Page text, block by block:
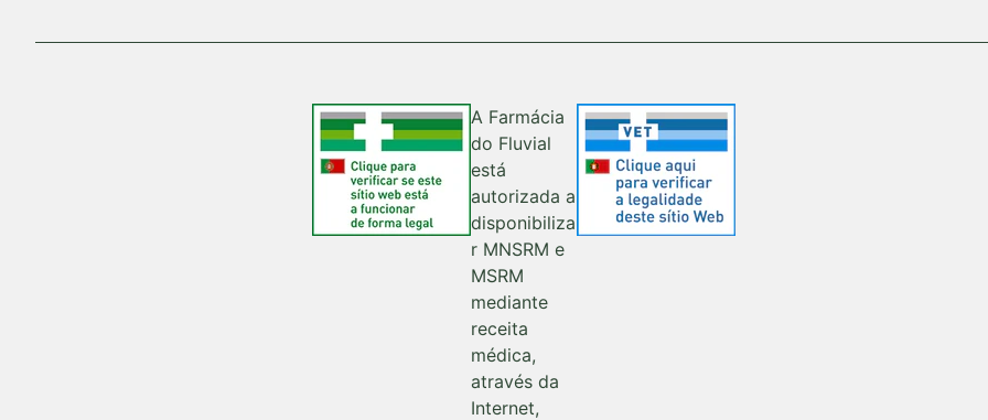
A Farmácia
do Fluvial
está
autorizada a
disponibiliza
r MNSRM e
MSRM
mediante
receita
médica,
através da
Internet,